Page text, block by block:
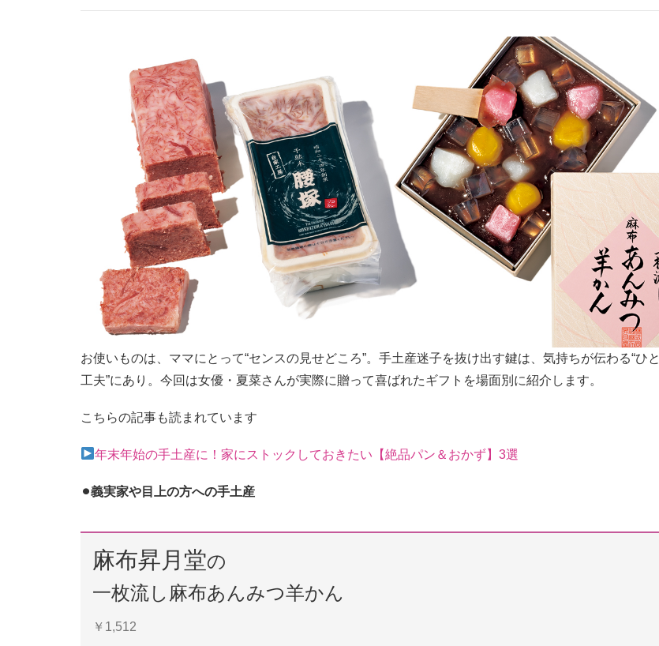
お使いものは、ママにとって“センスの見せどころ”。手土産迷子を抜け出す鍵は、気持ちが伝わる“ひと
工夫”にあり。今回は女優・夏菜さんが実際に贈って喜ばれたギフトを場面別に紹介します。
こちらの記事も読まれています
年末年始の手土産に！家にストックしておきたい【絶品パン＆おかず】3選
⚫︎義実家や目上の方への手土産
麻布昇月堂の
一枚流し麻布あんみつ羊かん
￥1,512